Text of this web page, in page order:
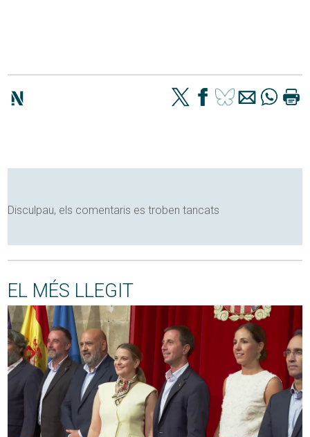
Disculpau, els comentaris es troben tancats
EL MÉS LLEGIT